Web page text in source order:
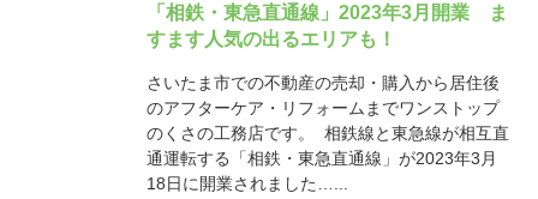
「相鉄・東急直通線」2023年3月開業 ま
すます人気の出るエリアも！
さいたま市での不動産の売却・購入から居住後
のアフターケア・リフォームまでワンストップ
のくさの工務店です。 相鉄線と東急線が相互直
通運転する「相鉄・東急直通線」が2023年3月
18日に開業されました…...